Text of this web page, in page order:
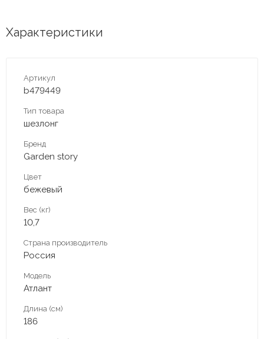
Характеристики
Артикул
b479449
Тип товара
шезлонг
Бренд
Garden story
Цвет
бежевый
Вес (кг)
10,7
Страна производитель
Россия
Модель
Атлант
Длина (см)
186